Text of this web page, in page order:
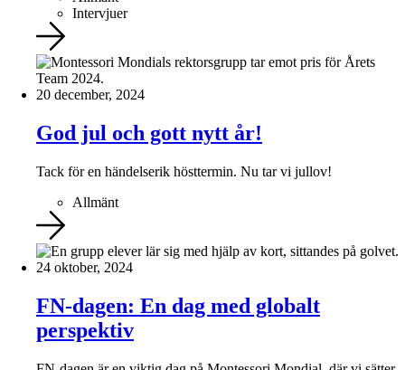
Intervjuer
20 december, 2024
God jul och gott nytt år!
Tack för en händelserik hösttermin. Nu tar vi jullov!
Allmänt
24 oktober, 2024
FN-dagen: En dag med globalt
perspektiv